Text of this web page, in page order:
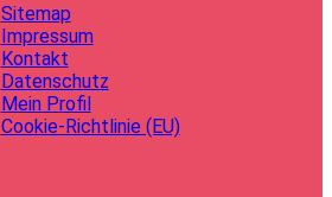
Sitemap
Impressum
Kontakt
Datenschutz
Mein Profil
Cookie-Richtlinie (EU)